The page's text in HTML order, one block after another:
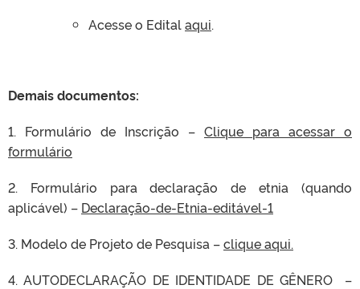
Acesse o Editalaqui.
Demais documentos:
1. Formulário de Inscrição – Clique para acessar o
formulário
2. Formulário para declaração de etnia (quando
aplicável) – Declaração-de-Etnia-editável-1
3. Modelo de Projeto de Pesquisa –clique aqui.
4.AUTODECLARAÇÃO DE IDENTIDADE DE GÊNERO –